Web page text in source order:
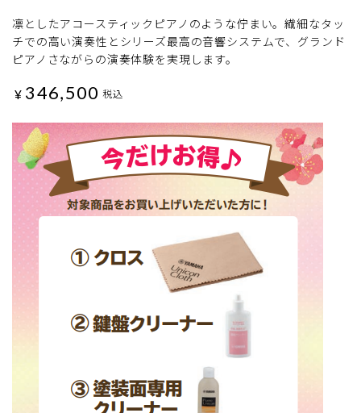
凛としたアコースティックピアノのような佇まい。繊細なタッ
チでの高い演奏性とシリーズ最高の音響システムで、グランド
ピアノさながらの演奏体験を実現します。
¥ 346,500 税込